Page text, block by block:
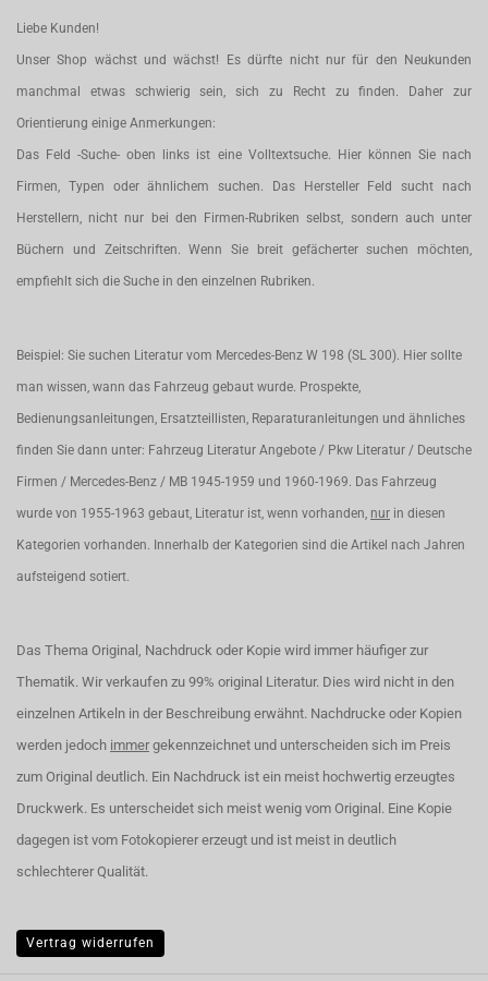
Liebe Kunden!
Unser Shop wächst und wächst! Es dürfte nicht nur für den Neukunden
manchmal etwas schwierig sein, sich zu Recht zu finden. Daher zur
Orientierung einige Anmerkungen:
Das Feld -Suche- oben links ist eine Volltextsuche. Hier können Sie nach
Firmen, Typen oder ähnlichem suchen. Das Hersteller Feld sucht nach
Herstellern, nicht nur bei den Firmen-Rubriken selbst, sondern auch unter
Büchern und Zeitschriften. Wenn Sie breit gefächerter suchen möchten,
empfiehlt sich die Suche in den einzelnen Rubriken.
Beispiel: Sie suchen Literatur vom Mercedes-Benz W 198 (SL 300). Hier sollte
man wissen, wann das Fahrzeug gebaut wurde. Prospekte,
Bedienungsanleitungen, Ersatzteillisten, Reparaturanleitungen und ähnliches
finden Sie dann unter: Fahrzeug Literatur Angebote / Pkw Literatur / Deutsche
Firmen / Mercedes-Benz / MB 1945-1959 und 1960-1969. Das Fahrzeug
wurde von 1955-1963 gebaut, Literatur ist, wenn vorhanden, nur in diesen
Kategorien vorhanden. Innerhalb der Kategorien sind die Artikel nach Jahren
aufsteigend sotiert.
Das Thema Original, Nachdruck oder Kopie wird immer häufiger zur
Thematik. Wir verkaufen zu 99% original Literatur. Dies wird nicht in den
einzelnen Artikeln in der Beschreibung erwähnt. Nachdrucke oder Kopien
werden jedoch immer gekennzeichnet und unterscheiden sich im Preis
zum Original deutlich. Ein Nachdruck ist ein meist hochwertig erzeugtes
Druckwerk. Es unterscheidet sich meist wenig vom Original. Eine Kopie
dagegen ist vom Fotokopierer erzeugt und ist meist in deutlich
schlechterer Qualität.
Vertrag widerrufen